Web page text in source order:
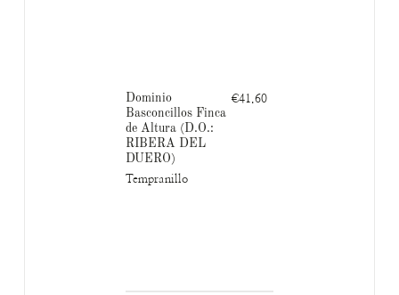
Dominio
Basconcillos Finca
de Altura (D.O.:
RIBERA DEL
DUERO)
Tempranillo
€41.60